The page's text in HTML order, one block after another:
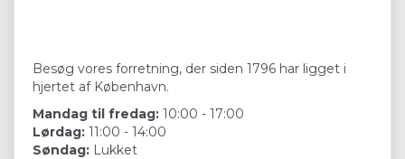
Besøg vores forretning, der siden 1796 har ligget i
hjertet af København.
Mandag til fredag: 10:00 - 17:00
Lørdag: 11:00 - 14:00
Søndag: Lukket